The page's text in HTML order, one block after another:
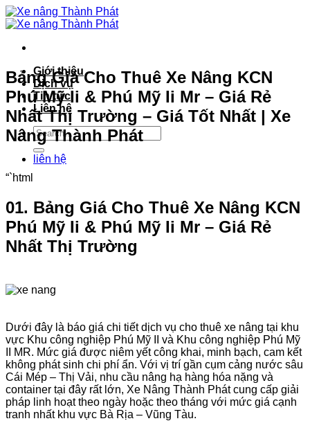
Bỏ
qua
dung
Giới thiệu
Dịch vụ
Tin tức
Liên hệ
liên hệ
Bảng Giá Cho Thuê Xe Nâng KCN
Phú Mỹ Ii & Phú Mỹ Ii Mr – Giá Rẻ
Nhất Thị Trường – Giá Tốt Nhất | Xe
Nâng Thành Phát
“`html
01. Bảng Giá Cho Thuê Xe Nâng KCN
Phú Mỹ Ii & Phú Mỹ Ii Mr – Giá Rẻ
Nhất Thị Trường
Dưới đây là báo giá chi tiết dịch vụ cho thuê xe nâng tại khu
vực Khu công nghiệp Phú Mỹ II và Khu công nghiệp Phú Mỹ
II MR. Mức giá được niêm yết công khai, minh bạch, cam kết
không phát sinh chi phí ẩn. Với vị trí gần cụm cảng nước sâu
Cái Mép – Thị Vải, nhu cầu nâng hạ hàng hóa nặng và
container tại đây rất lớn, Xe Nâng Thành Phát cung cấp giải
pháp linh hoạt theo ngày hoặc theo tháng với mức giá cạnh
tranh nhất khu vực Bà Rịa – Vũng Tàu.